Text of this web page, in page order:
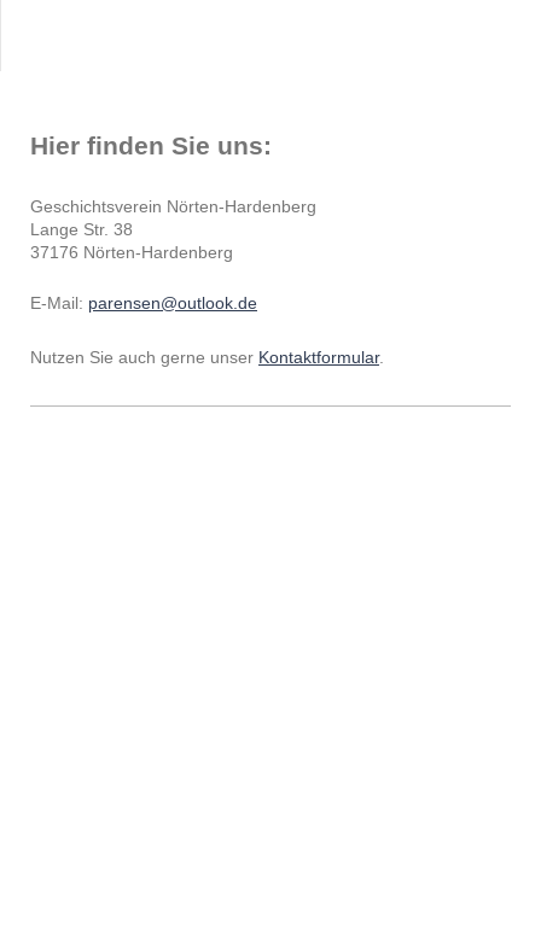
Hier finden Sie uns:
Geschichtsverein Nörten-Hardenberg
Lange Str. 38
37176 Nörten-Hardenberg
E-Mail: parensen@outlook.de
Nutzen Sie auch gerne unser Kontaktformular.